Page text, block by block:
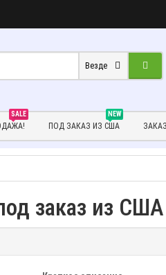
Везде
SALE NEW
ПОД ЗАКАЗ ИЗ США
заказ из США